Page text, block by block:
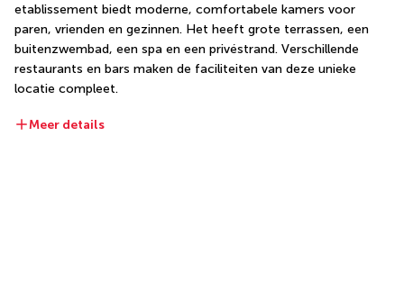
etablissement biedt moderne, comfortabele kamers voor
paren, vrienden en gezinnen. Het heeft grote terrassen, een
buitenzwembad, een spa en een privéstrand. Verschillende
restaurants en bars maken de faciliteiten van deze unieke
locatie compleet.
Meer details